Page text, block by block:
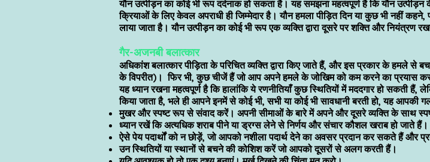
यौन उत्पीड़न का कोई भी रूप दर्दनाक हो सकता है। यह समझना महत्वपूर्ण है कि यौन
क्रियाओं के लिए केवल अपराधी ही जिम्मेदार है। यौन हमला पीड़ित दिन या कुछ भी नहीं कहने,
लाया जाता है। यौन उत्पीड़न का कोई भी रूप एक व्यक्ति द्वारा दूसरे पर शक्ति और नियंत्रण
गैर-अजनबी बलात्कार
अधिकांश बलात्कार पीड़िता के परिचित व्यक्ति द्वारा किए जाते हैं, और इस प्रकार के हमले से
के विपरीत)। फिर भी, कुछ चीजें हैं जो आप अपने हमले के जोखिम को कम करने का प्रयास
यह ध्यान रखना महत्वपूर्ण है कि हालांकि ये रणनीतियाँ कुछ स्थितियों में मददगार हो सकती
किया जाता है, भले ही आपने इनमें से कोई भी, सभी या कोई भी सावधानी बरती हो, यह आपकी
मुखर और स्पष्ट रूप से संवाद करें। अपनी सीमाओं के बारे में अपने और दूसरे व्यक्ति के साथ
ध्यान रखें कि अत्यधिक शराब पीने या ड्रग्स लेने से निर्णय और संचार कौशल खराब हो जाते हैं।
ऐसे पेय पदार्थों को न छोड़ें, जो आपको नशीला पदार्थ देने का अवसर प्रदान कर सकते हैं और
उन स्थितियों या स्थानों से बचने की कोशिश करें जो आपको दूसरों से अलग करती हैं।